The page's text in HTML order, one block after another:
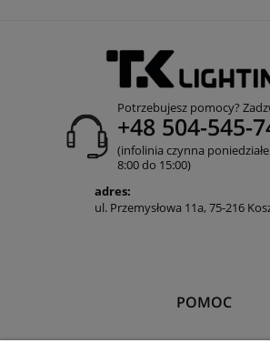
Potrzebujesz pomocy?
+48 504-545-
(infolinia czynna
8:00 do 15:00)
adres:
ul. Przemysłowa 11a, 75-216
POMOC